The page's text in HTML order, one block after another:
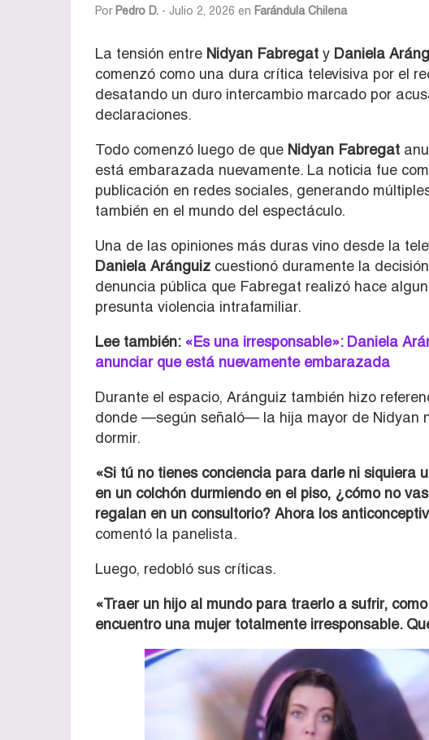
Por Pedro D. - Julio 2, 2026 en Farándula Chilena
La tensión entre Nidyan Fabregat y Daniela
comenzó como una dura crítica televisiva por el
desatando un duro intercambio marcado por
declaraciones.
Todo comenzó luego de que Nidyan Fabregat
está embarazada nuevamente. La noticia fue
publicación en redes sociales, generando
también en el mundo del espectáculo.
Una de las opiniones más duras vino desde la
Daniela Aránguiz cuestionó duramente la
denuncia pública que Fabregat realizó hace
presunta violencia intrafamiliar.
Lee también: «Es una irresponsable»: Daniela
anunciar que está nuevamente embarazada
Durante el espacio, Aránguiz también hizo
donde —según señaló— la hija mayor de Nidyan
dormir.
«Si tú no tienes conciencia para darle ni siquiera
en un colchón durmiendo en el piso, ¿cómo no
regalan en un consultorio? Ahora los
comentó la panelista.
Luego, redobló sus críticas.
«Traer un hijo al mundo para traerlo a sufrir,
encuentro una mujer totalmente irresponsable.